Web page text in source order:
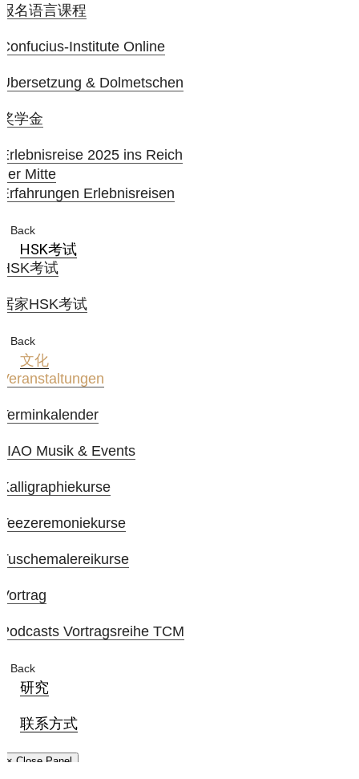
报名语言课程
Confucius-Institute Online
Übersetzung & Dolmetschen
奖学金
Erlebnisreise 2025 ins Reich
der Mitte
Erfahrungen Erlebnisreisen
Back
HSK考试
HSK考试
居家HSK考试
Back
文化
Veranstaltungen
Terminkalender
JIAO Musik & Events
Kalligraphiekurse
Teezeremoniekurse
Tuschemalereikurse
Vortrag
Podcasts Vortragsreihe TCM
Back
研究
联系方式
× Close Panel